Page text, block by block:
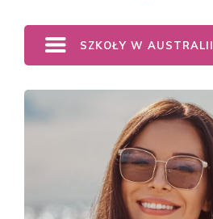
SZKOŁY W AUSTRALII